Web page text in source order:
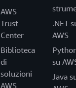
AWS
Trust
Center
Biblioteca
di
soluzioni
AWS
.NET
AWS
su
Java